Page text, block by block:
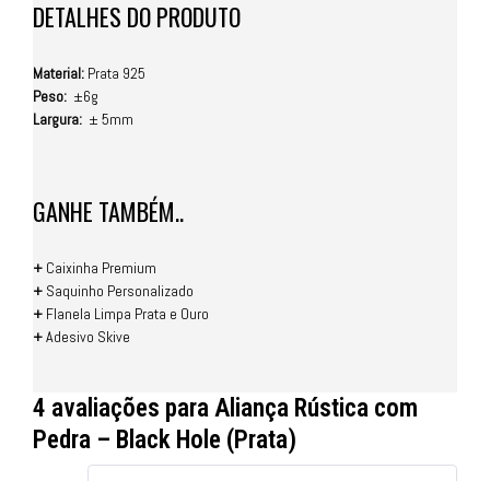
DETALHES DO PRODUTO
Material: Prata 925
Peso: ±6g
Largura: ± 5mm
GANHE TAMBÉM..
+ Caixinha Premium
+ Saquinho Personalizado
+ Flanela Limpa Prata e Ouro
+Adesivo Skive
4 avaliações paraAliança Rústica com
Pedra – Black Hole (Prata)